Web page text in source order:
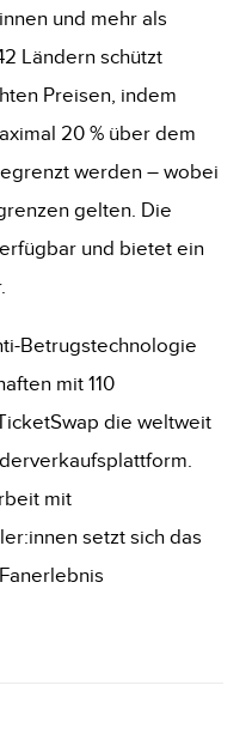
und mehr als
Ländern schützt
Preisen, indem
20 % über dem
werden – wobei
gelten. Die
und bietet ein
Betrugstechnologie
mit 110
die weltweit
mit
setzt sich das